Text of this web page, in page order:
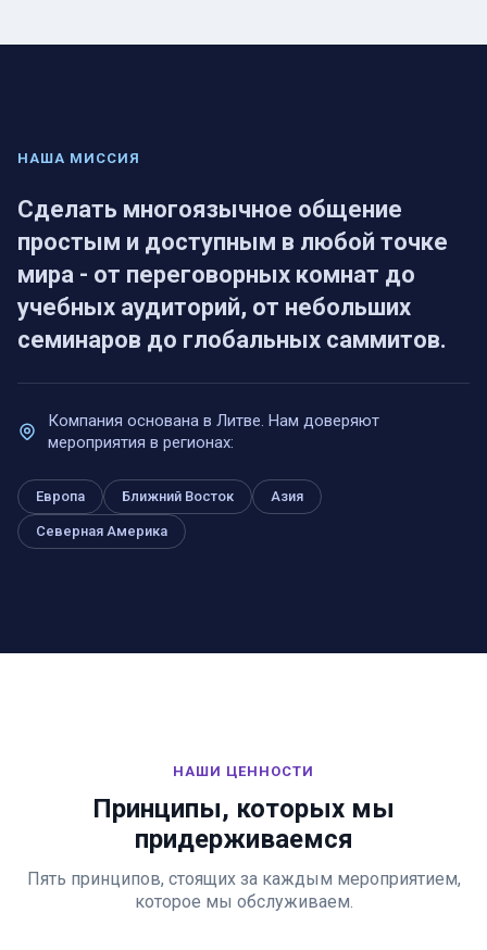
НАША МИССИЯ
Сделать многоязычное общение
простым и доступным в любой точке
мира - от переговорных комнат до
учебных аудиторий, от небольших
семинаров до глобальных саммитов.
Компания основана в Литве. Нам доверяют
мероприятия в регионах:
Европа Ближний Восток Азия
Северная Америка
НАШИ ЦЕННОСТИ
Принципы, которых мы
придерживаемся
Пять принципов, стоящих за каждым мероприятием,
которое мы обслуживаем.